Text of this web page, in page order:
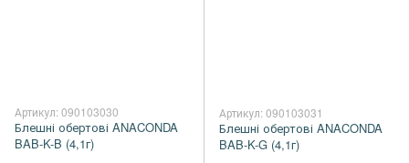
Артикул: 090103030
Блешні обертові ANACONDA
BAB-K-B (4,1г)
Артикул: 090103031
Блешні обертові ANACONDA
BAB-K-G (4,1г)